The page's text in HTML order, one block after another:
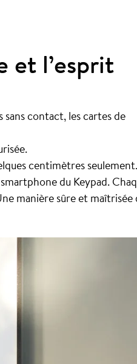
et l’esprit
contact, les cartes de
centimètres
du Keypad.
manière sûre et maîtrisée